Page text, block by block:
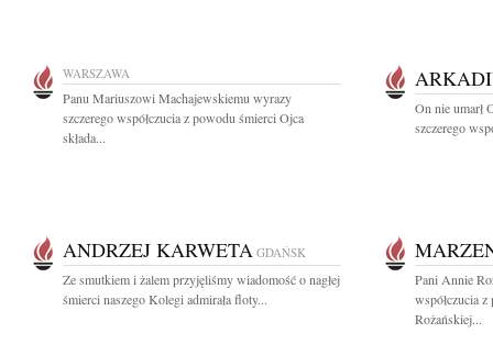
WARSZAWA
Panu Mariuszowi Machajewskiemu wyrazy
szczerego współczucia z powodu śmierci Ojca
składa...
On nie umarł
szczerego
ANDRZEJ KARWETA GDAŃSK
Ze smutkiem i żalem przyjęliśmy wiadomość o nagłej
śmierci naszego Kolegi admirała floty...
Pani Annie
współczucia
Rożańskiej...